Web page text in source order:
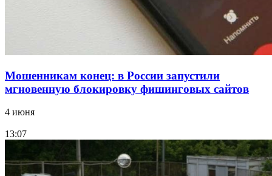
Мошенникам конец: в России запустили
мгновенную блокировку фишинговых сайтов
4 июня
13:07